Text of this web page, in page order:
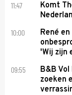
11:47
Komt
10:00
René
'Wij zijn
09:55
B&B
zoeken